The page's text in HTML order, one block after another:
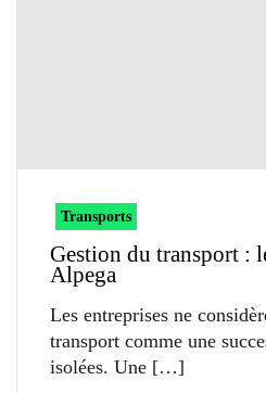
Transports
Gestion du transport :
Alpega
Les entreprises ne
transport comme une
isolées. Une